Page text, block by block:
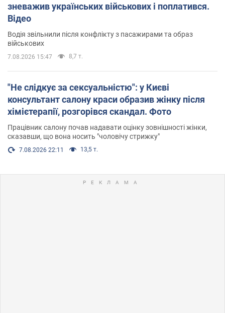
зневажив українських військових і поплатився.
Відео
Водія звільнили після конфлікту з пасажирами та образ
військових
7.08.2026 15:47 8,7 т.
"Не слідкує за сексуальністю": у Києві
консультант салону краси образив жінку після
хімієтерапії, розгорівся скандал. Фото
Працівник салону почав надавати оцінку зовнішності жінки,
сказавши, що вона носить "чоловічу стрижку"
7.08.2026 22:11 13,5 т.